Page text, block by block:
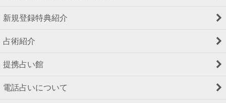
新規登録特典紹介
占術紹介
提携占い館
電話占いについて